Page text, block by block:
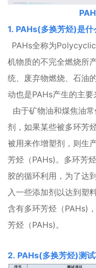
1. PAHs(多换芳烃)是什
PAHs全称为
机物质的不完全燃烧所
统、废弃物燃烧、石油
动也是PAHs产生的主要
由于矿物油和煤焦油
剂，如果某些被多环芳
被用来作增塑剂，则生
芳烃（PAHs)。多环芳
胶的循环利用，为了达
入一些添加剂以达到塑
含有多环芳烃（PAHs)
芳烃（PAHs)。
2. PAHs(多换芳烃)测试